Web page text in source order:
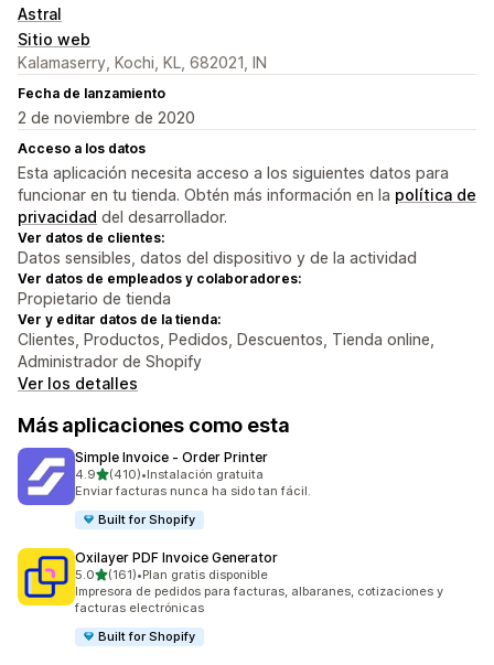
Astral
Sitio web
Kalamaserry, Kochi, KL, 682021, IN
Fecha de lanzamiento
2 de noviembre de 2020
Acceso a los datos
Esta aplicación necesita acceso a los siguientes datos para
funcionar en tu tienda. Obtén más información en la política de
privacidad del desarrollador.
Ver datos de clientes:
Datos sensibles, datos del dispositivo y de la actividad
Ver datos de empleados y colaboradores:
Propietario de tienda
Ver y editar datos de la tienda:
Clientes, Productos, Pedidos, Descuentos, Tienda online,
Administrador de Shopify
Ver los detalles
Más aplicaciones como esta
Simple Invoice ‑ Order Printer
4.9de 5 estrellas
(410)
410 reseñas en total
•Instalación gratuita
Enviar facturas nunca ha sido tan fácil.
Built for Shopify
Oxilayer PDF Invoice Generator
5.0de 5 estrellas
(161)
161 reseñas en total
•Plan gratis disponible
Impresora de pedidos para facturas, albaranes, cotizaciones y
facturas electrónicas
Built for Shopify